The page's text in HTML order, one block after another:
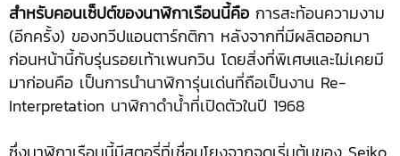
สำหรับคอนเซ็ปต์ของนาฬิกาเรือนนี้คือ การสะท้อนความงาม
(อีกครั้ง) ของทวีปแอนตาร์กติกา หลังจากที่มีผลิตออกมา
ก่อนหน้านี้กับรุ่นรอยเท้าเพนกวิน โดยสิ่งที่พิเศษและไม่เคยมี
มาก่อนคือ เป็นการนำนาฬิการุ่นเด่นที่ถือเป็นงาน Re-
Interpretation นาฬิกาดำน้ำที่เปิดตัวในปี 1968